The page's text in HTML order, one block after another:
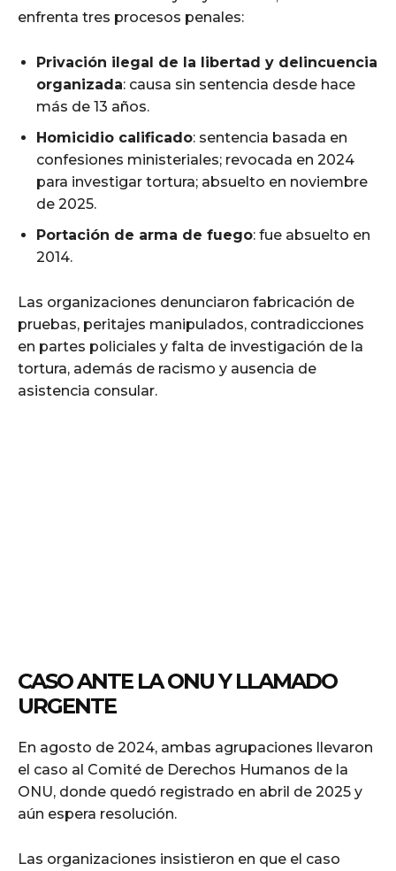
enfrenta tres procesos penales:
Privación ilegal de la libertad y delincuencia
organizada: causa sin sentencia desde hace
más de 13 años.
Homicidio calificado: sentencia basada en
confesiones ministeriales; revocada en 2024
para investigar tortura; absuelto en noviembre
de 2025.
Portación de arma de fuego: fue absuelto en
2014.
Las organizaciones denunciaron fabricación de
pruebas, peritajes manipulados, contradicciones
en partes policiales y falta de investigación de la
tortura, además de racismo y ausencia de
asistencia consular.
CASO ANTE LA ONU Y LLAMADO
URGENTE
En agosto de 2024, ambas agrupaciones llevaron
el caso al Comité de Derechos Humanos de la
ONU, donde quedó registrado en abril de 2025 y
aún espera resolución.
Las organizaciones insistieron en que el caso